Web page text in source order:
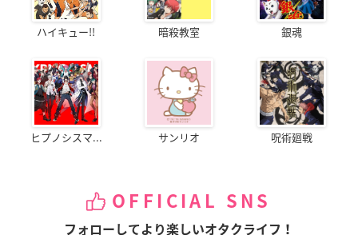
ハイキュー!! 暗殺教室 銀魂
ヒプノシスマ... サンリオ 呪術廻戦
OFFICIAL SNS
フォローしてより楽しいオタクライフ！